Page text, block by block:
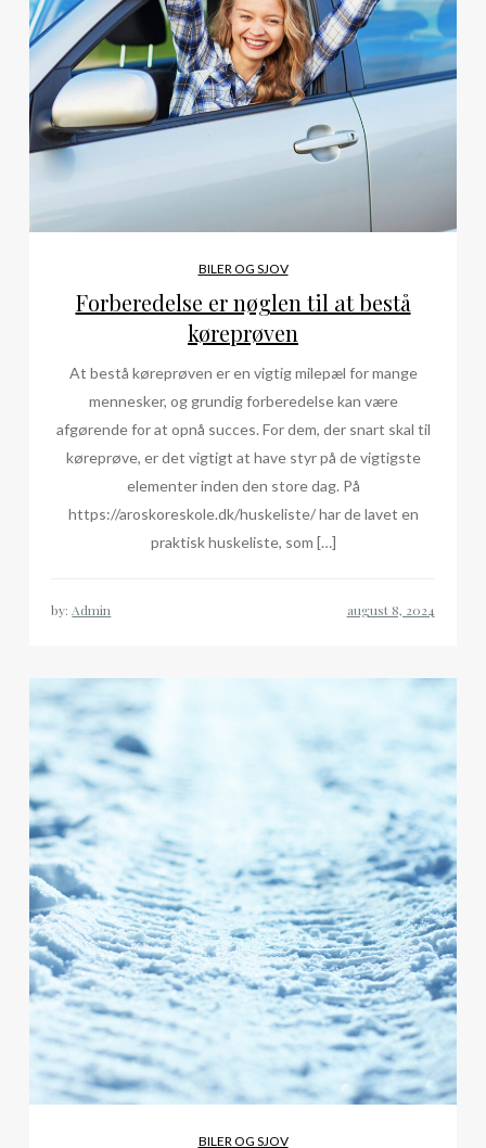
BILER OG SJOV
Forberedelse er nøglen til at bestå
køreprøven
At bestå køreprøven er en vigtig milepæl for mange
mennesker, og grundig forberedelse kan være
afgørende for at opnå succes. For dem, der snart skal til
køreprøve, er det vigtigt at have styr på de vigtigste
elementer inden den store dag. På
https://aroskoreskole.dk/huskeliste/ har de lavet en
praktisk huskeliste, som […]
by: Admin
BILER OG SJOV